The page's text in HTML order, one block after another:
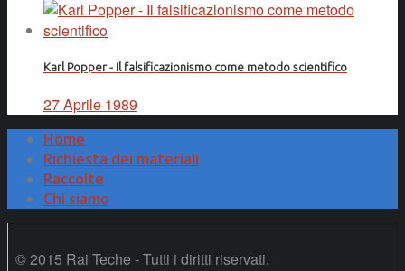
Karl Popper - Il falsificazionismo come metodo scientifico
27 Aprile 1989
Home
Richiesta dei materiali
Raccolte
Chi siamo
© 2015 Rai Teche - Tutti i diritti riservati.